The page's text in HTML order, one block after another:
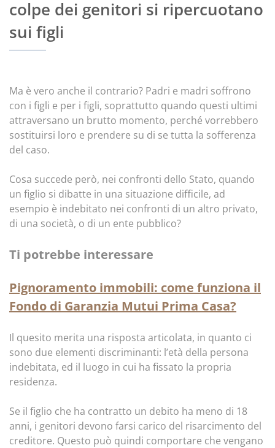
colpe dei genitori si ripercuotano
sui figli
Ma è vero anche il contrario? Padri e madri soffrono
con i figli e per i figli, soprattutto quando questi ultimi
attraversano un brutto momento, perché vorrebbero
sostituirsi loro e prendere su di se tutta la sofferenza
del caso.
Cosa succede però, nei confronti dello Stato, quando
un figlio si dibatte in una situazione difficile, ad
esempio è indebitato nei confronti di un altro privato,
di una società, o di un ente pubblico?
Ti potrebbe interessare
Pignoramento immobili: come funziona il
Fondo di Garanzia Mutui Prima Casa?
Il quesito merita una risposta articolata, in quanto ci
sono due elementi discriminanti: l’età della persona
indebitata, ed il luogo in cui ha fissato la propria
residenza.
Se il figlio che ha contratto un debito ha meno di 18
anni, i genitori devono farsi carico del risarcimento del
creditore. Questo può quindi comportare che vengano